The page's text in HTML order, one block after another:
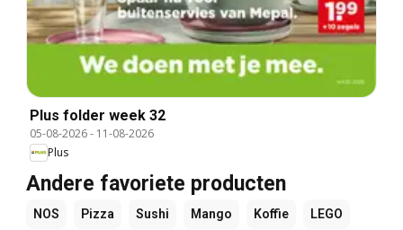
Plus folder week 32
05-08-2026- 11-08-2026
Plus
Andere favoriete producten
NOS Pizza Sushi Mango Koffie LEGO